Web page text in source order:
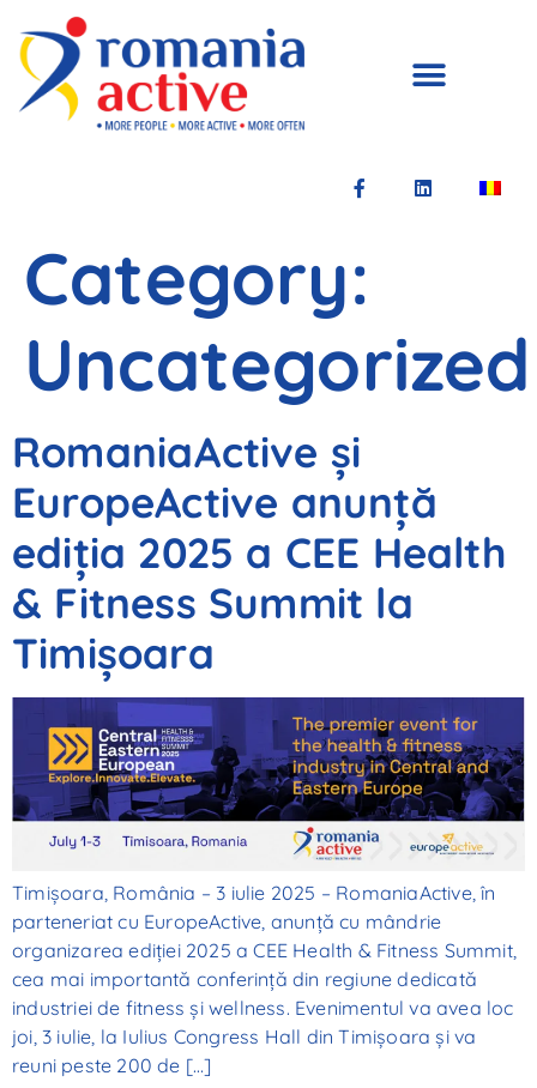
Category:
Uncategorized
RomaniaActive și
EuropeActive anunță
ediția 2025 a CEE Health
& Fitness Summit la
Timișoara
Timișoara, România – 3 iulie 2025 – RomaniaActive, în
parteneriat cu EuropeActive, anunță cu mândrie
organizarea ediției 2025 a CEE Health & Fitness Summit,
cea mai importantă conferință din regiune dedicată
industriei de fitness și wellness. Evenimentul va avea loc
joi, 3 iulie, la Iulius Congress Hall din Timișoara și va
reuni peste 200 de […]